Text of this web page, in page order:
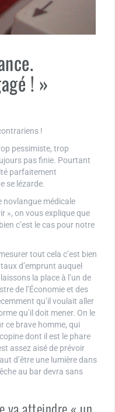
! »
!
pessimiste, trop
pas finie. Pourtant
parfaitement
se lézarde.
novlangue médicale
», on vous explique que
c’est le cas pour notre
tout cela c’est bien
d’emprunt auquel
la place à l’un de
de l’Économie et des
qu’il voulait aller
qu’il doit mener. On le
ce brave homme, qui
dont il est le phare
assez aisé de prévoir
d’être une lumière dans
au bar devra sans